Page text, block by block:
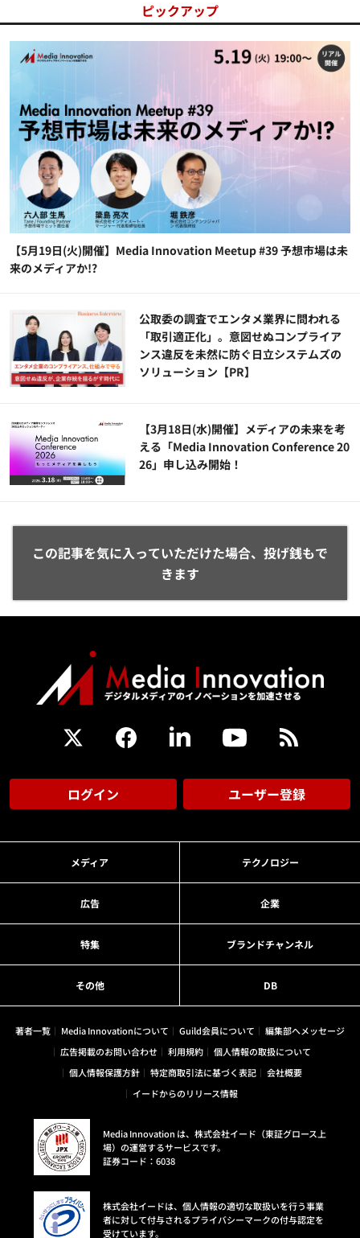
ピックアップ
【5月19日(火)開催】Media Innovation Meetup #39 予想市場は未
来のメディアか!?
公​​取委の調査でエンタメ業界に問われる
「取引適正化」。意図せぬコンプライア
ンス違反を未然に防ぐ日立システムズの
ソリューション​【PR】
【3月18日(水)開催】メディアの未来を考
える「Media Innovation Conference 20
26」申し込み開始！
この記事を気に入っていただけた場合、投げ銭もで
きます
ログイン ユーザー登録
メディア テクノロジー
広告 企業
特集 ブランドチャンネル
その他 DB
著者一覧 Media Innovationについて Guild会員について
編集部へメッセージ
広告掲載のお問い合わせ
利用規約
個人情報の取扱について
個人情報保護方針
特定商取引法に基づく表記
会社概要
イードからのリリース情報
Media Innovation は、株式会社イード（東証グロース上
場）の運営するサービスです。
証券コード：6038
株式会社イードは、個人情報の適切な取扱いを行う事業
者に対して付与されるプライバシーマークの付与認定を
受けています。